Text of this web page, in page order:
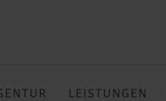
LEISTUNGEN